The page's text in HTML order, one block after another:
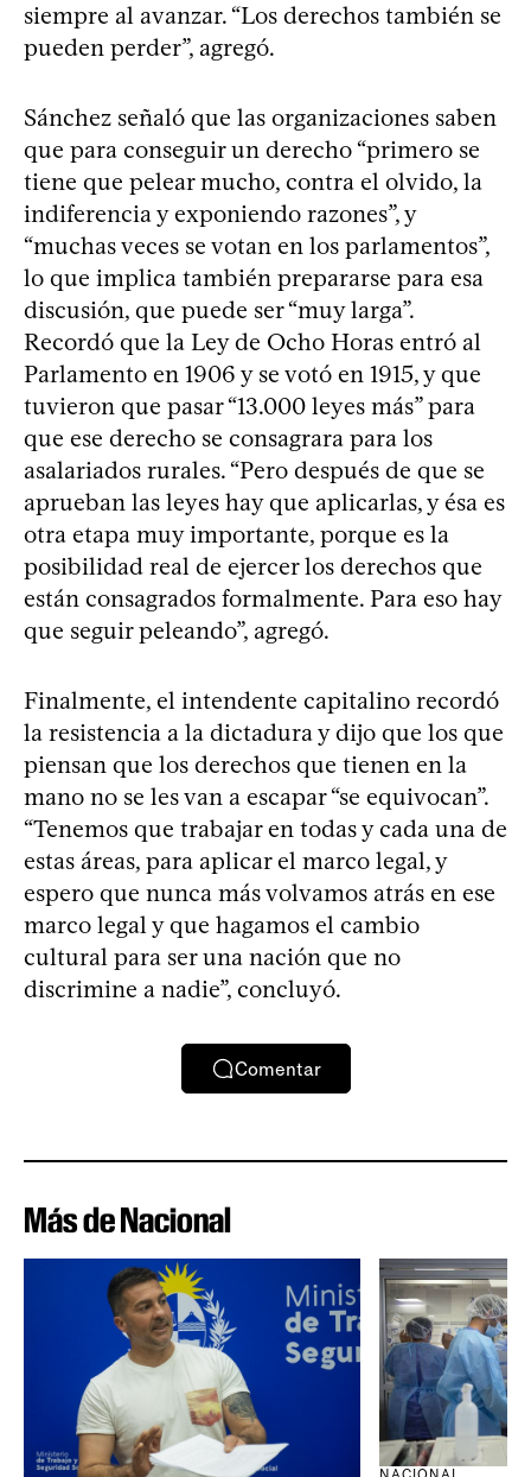
siempre al avanzar. “Los derechos también se
pueden perder”, agregó.
Sánchez señaló que las organizaciones saben
que para conseguir un derecho “primero se
tiene que pelear mucho, contra el olvido, la
indiferencia y exponiendo razones”, y
“muchas veces se votan en los parlamentos”,
lo que implica también prepararse para esa
discusión, que puede ser “muy larga”.
Recordó que la Ley de Ocho Horas entró al
Parlamento en 1906 y se votó en 1915, y que
tuvieron que pasar “13.000 leyes más” para
que ese derecho se consagrara para los
asalariados rurales. “Pero después de que se
aprueban las leyes hay que aplicarlas, y ésa es
otra etapa muy importante, porque es la
posibilidad real de ejercer los derechos que
están consagrados formalmente. Para eso hay
que seguir peleando”, agregó.
Finalmente, el intendente capitalino recordó
la resistencia a la dictadura y dijo que los que
piensan que los derechos que tienen en la
mano no se les van a escapar “se equivocan”.
“Tenemos que trabajar en todas y cada una de
estas áreas, para aplicar el marco legal, y
espero que nunca más volvamos atrás en ese
marco legal y que hagamos el cambio
cultural para ser una nación que no
discrimine a nadie”, concluyó.
Comentar
Más de Nacional